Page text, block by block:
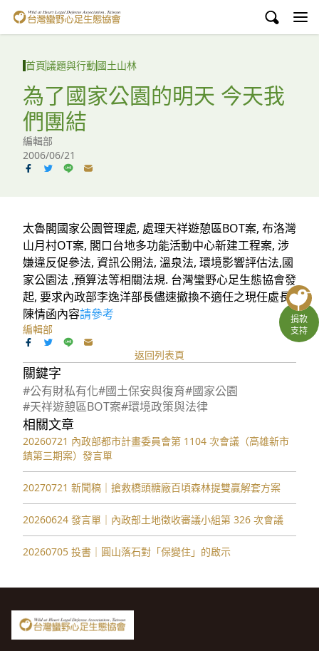
台灣蠻野心足生態協會
議題與行動
環境教育
白海豚媽祖宮
English
臉書
YouTube
捐款
支持
首頁議題與行動國土山林
為了國家公園的明天 今天我
們團結
編輯部
2006/06/21
太魯閣國家公園管理處, 處理天祥遊憩區BOT案, 布洛灣
山月村OT案, 閣口台地多功能活動中心新建工程案, 涉
嫌違反促參法, 資訊公開法, 溫泉法, 環境影響評估法,國
家公園法 ,預算法等相關法規. 台灣蠻野心足生態協會發
起, 要求內政部李逸洋部長儘速撤換不適任之現任處長,
陳情函內容請參考
編輯部
返回列表頁
關鍵字
#公有財私有化#國土保安與復育#國家公園
#天祥遊憩區BOT案#環境政策與法律
相關文章
20260721 內政部都市計畫委員會第 1104 次會議（高雄新市
鎮第三期案）發言單
20270721 新聞稿｜搶救橋頭糖廠百頃森林提雙贏解套方案
20260624 發言單｜內政部土地徵收審議小組第 326 次會議
20260705 投書｜圓山落石對「保變住」的啟示